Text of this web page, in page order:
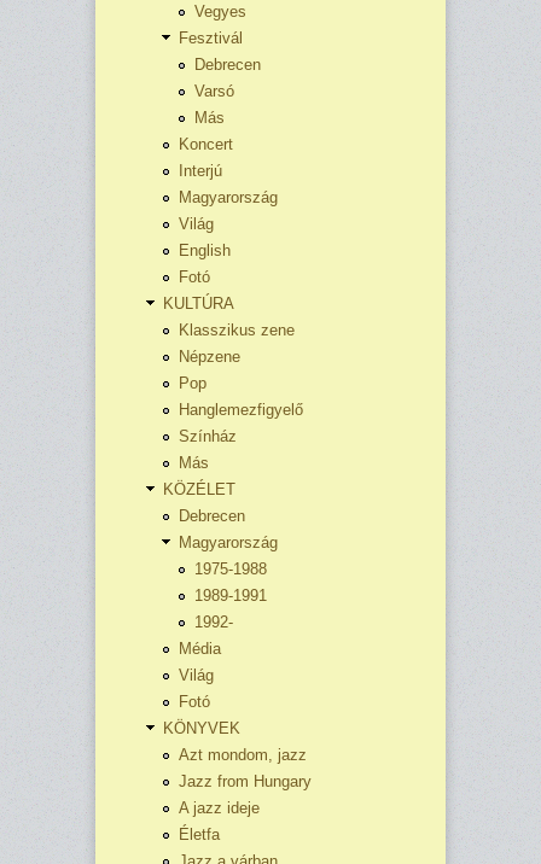
Vegyes
Fesztivál
Debrecen
Varsó
Más
Koncert
Interjú
Magyarország
Világ
English
Fotó
KULTÚRA
Klasszikus zene
Népzene
Pop
Hanglemezfigyelő
Színház
Más
KÖZÉLET
Debrecen
Magyarország
1975-1988
1989-1991
1992-
Média
Világ
Fotó
KÖNYVEK
Azt mondom, jazz
Jazz from Hungary
A jazz ideje
Életfa